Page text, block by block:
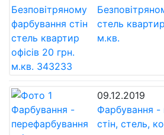
стель
м.кв.
09.12.2019
Фарбування -
стін, стель,